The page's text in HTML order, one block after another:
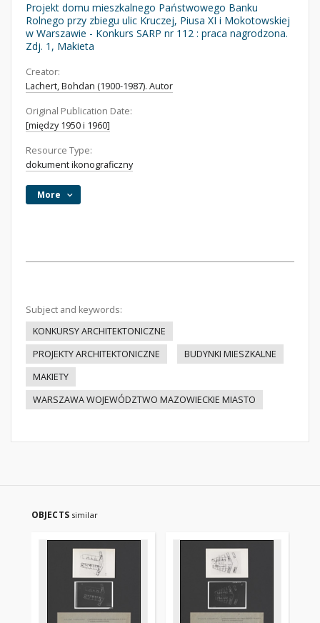
Projekt domu mieszkalnego Państwowego Banku
Rolnego przy zbiegu ulic Kruczej, Piusa XI i Mokotowskiej
w Warszawie - Konkurs SARP nr 112 : praca nagrodzona.
Zdj. 1, Makieta
Creator:
Lachert, Bohdan (1900-1987). Autor
Original Publication Date:
[między 1950 i 1960]
Resource Type:
dokument ikonograficzny
More
Subject and keywords:
KONKURSY ARCHITEKTONICZNE
PROJEKTY ARCHITEKTONICZNE
BUDYNKI MIESZKALNE
MAKIETY
WARSZAWA WOJEWÓDZTWO MAZOWIECKIE MIASTO
OBJECTS similar